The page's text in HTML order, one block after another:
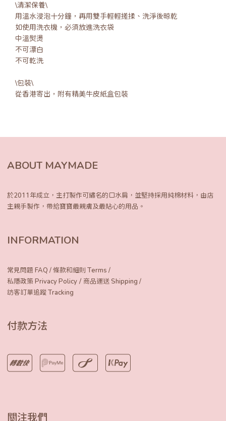
\清潔保養\
用溫水浸泡十分鐘，再用雙手輕輕搓揉、洗淨後晾乾
如使用洗衣機，必須放進洗衣袋
中溫熨燙
不可漂白
不可乾洗
\包裝\
從香港寄出，附有精美牛皮紙盒包裝
ABOUT MAYMADE
於2011年成立，主打製作可繡名的口水肩， 並堅持採用純棉材料，由店
主親手製作， 帶給寶寶最親膚及最貼心的用品。
INFORMATION
常見問題 FAQ /條款和細則 Terms /
私隱政策 Privacy Policy / 商品運送 Shipping /
訪客訂單追蹤 Tracking
付款方法
關注我們